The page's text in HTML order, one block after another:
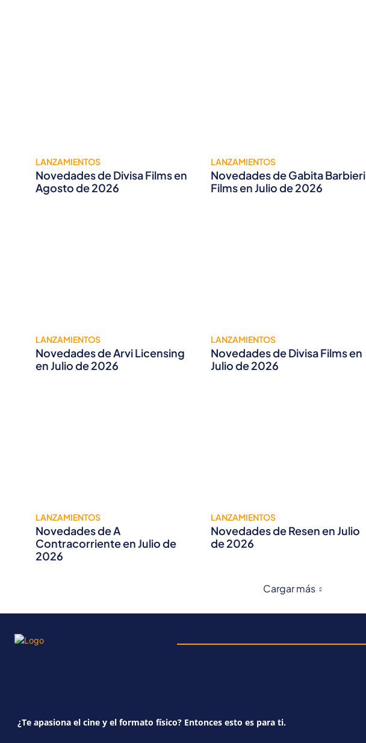
LANZAMIENTOS
Novedades de Divisa Films en
Agosto de 2026
LANZAMIENTOS
Novedades de Gabita Barbieri
Films en Julio de 2026
LANZAMIENTOS
Novedades de Arvi Licensing
en Julio de 2026
LANZAMIENTOS
Novedades de Divisa Films en
Julio de 2026
LANZAMIENTOS
Novedades de A
Contracorriente en Julio de
2026
LANZAMIENTOS
Novedades de Resen en Julio
de 2026
Cargar más
¿Te apasiona el cine y el formato físico? Entonces esto es para ti.